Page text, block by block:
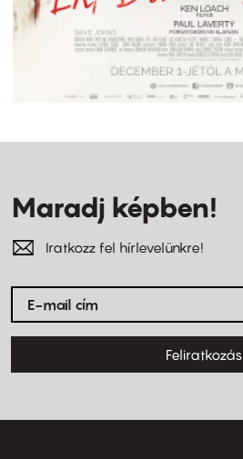
Maradj képben!
Iratkozz fel hírlevelünkre!
Feliratkozás